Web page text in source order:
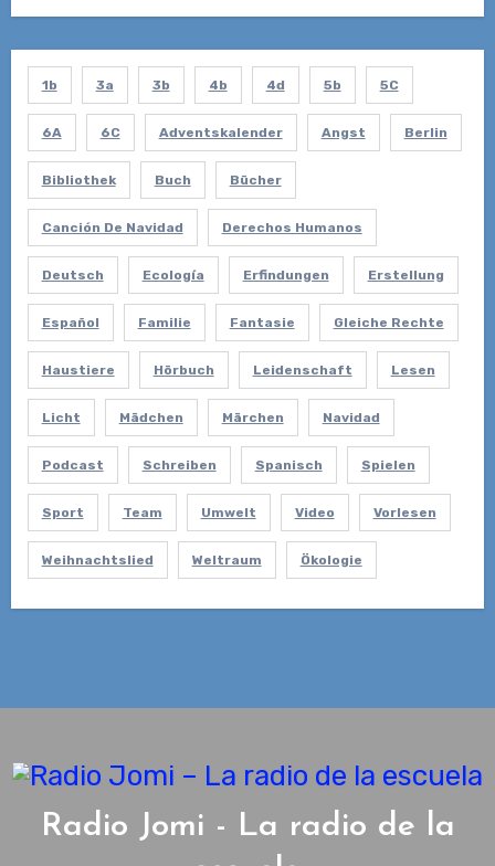
1b 3a 3b 4b 4d 5b 5C
6A 6C Adventskalender Angst Berlin
Bibliothek Buch Bücher
Canción De Navidad Derechos Humanos
Deutsch Ecología Erfindungen Erstellung
Español Familie Fantasie Gleiche Rechte
Haustiere Hörbuch Leidenschaft Lesen
Licht Mädchen Märchen Navidad
Podcast Schreiben Spanisch Spielen
Sport Team Umwelt Video Vorlesen
Weihnachtslied Weltraum Ökologie
Radio Jomi - La radio de la